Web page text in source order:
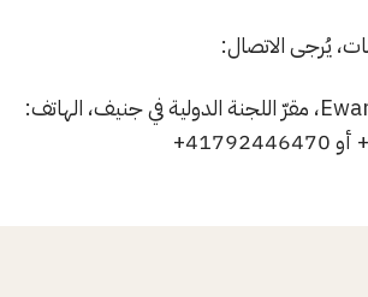
يُرجى الاتصال:
بالسيد Ewan Watson، مقرّ اللجنة الدولية في جنيف، الهاتف: